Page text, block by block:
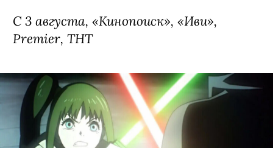
С 3 августа, «Кинопоиск», «Иви»,
Premier, ТНТ